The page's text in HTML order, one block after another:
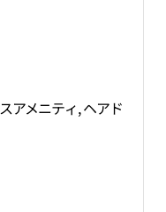
アメニティ, ヘアド